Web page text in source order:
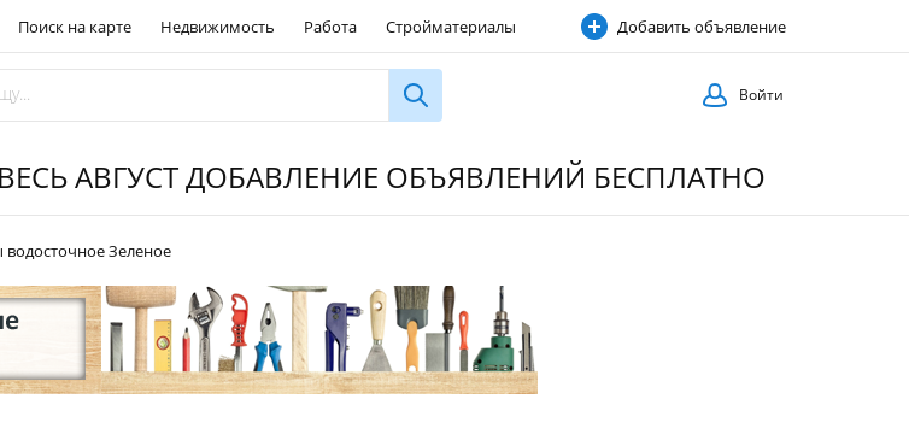
Поиск на карте Недвижимость Работа Стройматериалы
Строительные услуги
Добавить объявление
Войти
АВГУСТ ДОБАВЛЕНИЕ ОБЪЯВЛЕНИЙ БЕСПЛАТНО
водосточное Зеленое